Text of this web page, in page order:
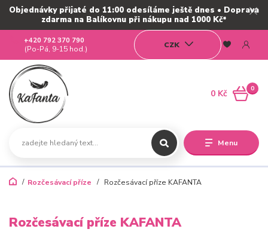
Objednávky přijaté do 11:00 odesíláme ještě dnes • Doprava
zdarma na Balíkovnu při nákupu nad 1000 Kč*
Menu
CZK
+420 792 370 790
(Po-Pá, 9-15 hod.)
0
0 Kč
Rozčesávací příze Rozčesávací příze KAFANTA
Rozčesávací příze KAFANTA